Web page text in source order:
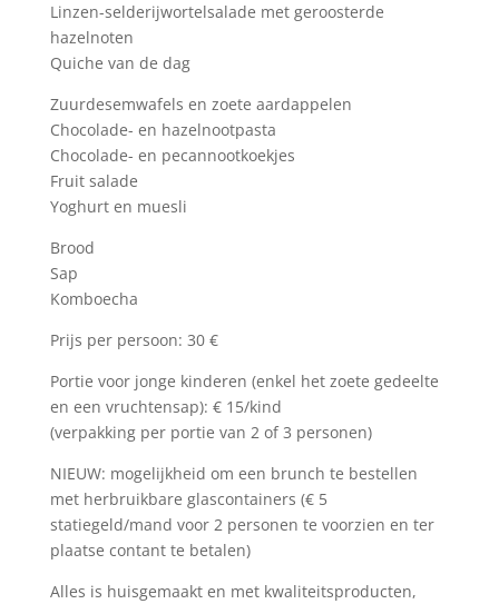
Linzen-selderijwortelsalade met geroosterde
hazelnoten
Quiche van de dag
Zuurdesemwafels en zoete aardappelen
Chocolade- en hazelnootpasta
Chocolade- en pecannootkoekjes
Fruit salade
Yoghurt en muesli
Brood
Sap
Komboecha
Prijs per persoon: 30 €
Portie voor jonge kinderen (enkel het zoete gedeelte
en een vruchtensap): € 15/kind
(verpakking per portie van 2 of 3 personen)
NIEUW: mogelijkheid om een brunch te bestellen
met herbruikbare glascontainers (€ 5
statiegeld/mand voor 2 personen te voorzien en ter
plaatse contant te betalen)
Alles is huisgemaakt en met kwaliteitsproducten,